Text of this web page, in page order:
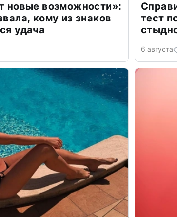
новые возможности»:
кому из знаков
удача
тест
6 августа